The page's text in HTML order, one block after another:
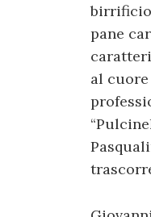
birrificio
pane
al